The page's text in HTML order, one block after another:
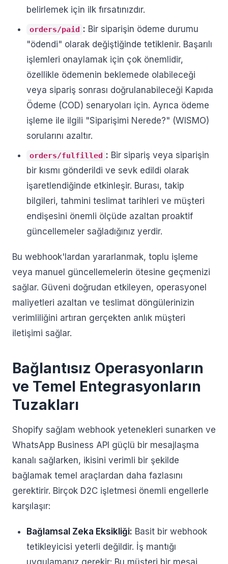
belirlemek için ilk fırsatınızdır.
orders/paid : Bir siparişin ödeme durumu
"ödendi" olarak değiştiğinde tetiklenir. Başarılı
işlemleri onaylamak için çok önemlidir,
özellikle ödemenin beklemede olabileceği
veya sipariş sonrası doğrulanabileceği Kapıda
Ödeme (COD) senaryoları için. Ayrıca ödeme
işleme ile ilgili "Siparişimi Nerede?" (WISMO)
sorularını azaltır.
orders/fulfilled : Bir sipariş veya siparişin
bir kısmı gönderildi ve sevk edildi olarak
işaretlendiğinde etkinleşir. Burası, takip
bilgileri, tahmini teslimat tarihleri ve müşteri
endişesini önemli ölçüde azaltan proaktif
güncellemeler sağladığınız yerdir.
Bu webhook'lardan yararlanmak, toplu işleme
veya manuel güncellemelerin ötesine geçmenizi
sağlar. Güveni doğrudan etkileyen, operasyonel
maliyetleri azaltan ve teslimat döngülerinizin
verimliliğini artıran gerçekten anlık müşteri
iletişimi sağlar.
Bağlantısız Operasyonların
ve Temel Entegrasyonların
Tuzakları
Shopify sağlam webhook yetenekleri sunarken ve
WhatsApp Business API güçlü bir mesajlaşma
kanalı sağlarken, ikisini verimli bir şekilde
bağlamak temel araçlardan daha fazlasını
gerektirir. Birçok D2C işletmesi önemli engellerle
karşılaşır:
Bağlamsal Zeka Eksikliği: Basit bir webhook
tetikleyicisi yeterli değildir. İş mantığı
uygulamanız gerekir: Bu müşteri bir mesaj